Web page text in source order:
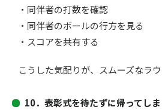
・同伴者の打数を確認
・ 同伴者のボールの行方を見る
・ スコアを共有する
こうした気配りが、スムーズなラ
10． 表彰式を待たずに帰ってしま